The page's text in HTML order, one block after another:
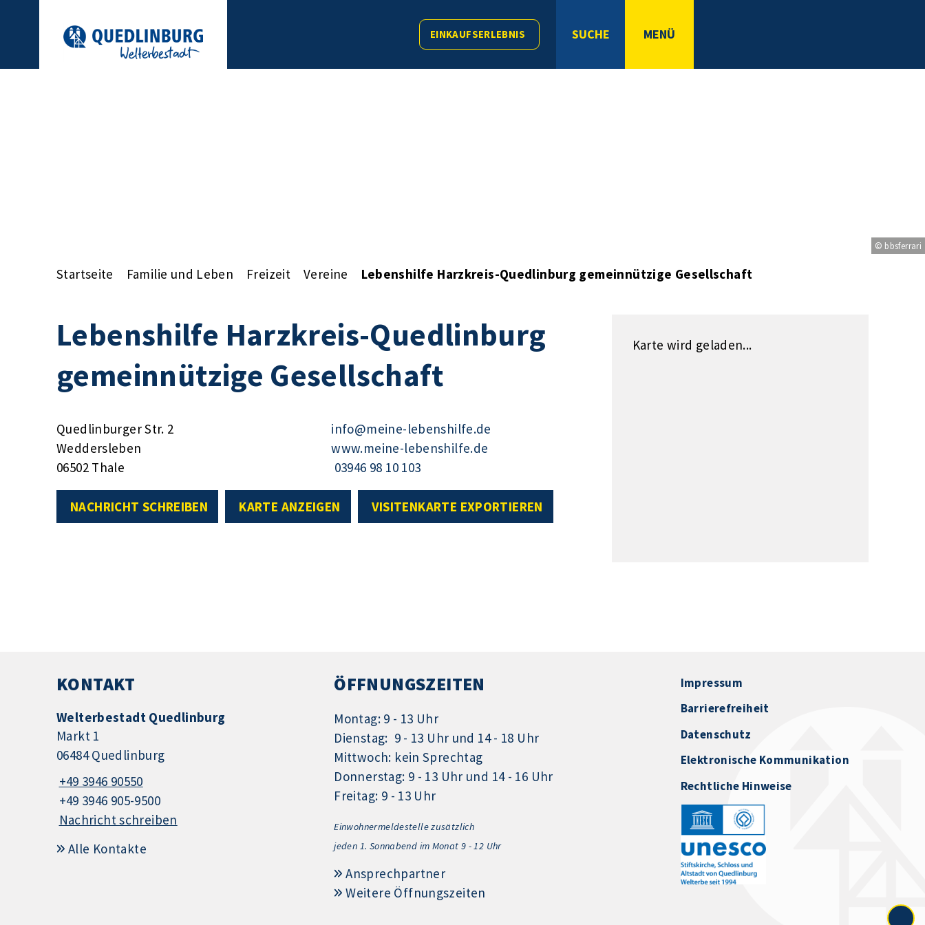
EINKAUFSERLEBNIS SUCHE MENÜ
© bbsferrari
Startseite Familie und Leben Freizeit Vereine Lebenshilfe Harzkreis-Quedlinburg gemeinnützige Gesellschaft
Lebenshilfe Harzkreis-Quedlinburg
gemeinnützige Gesellschaft
Quedlinburger Str. 2
Weddersleben
06502 Thale
info@meine-lebenshilfe.de
www.meine-lebenshilfe.de
03946 98 10 103
NACHRICHT SCHREIBEN KARTE ANZEIGEN VISITENKARTE EXPORTIEREN
Karte wird geladen...
KONTAKT
Welterbestadt Quedlinburg
Markt 1
06484 Quedlinburg
+49 3946 90550
+49 3946 905-9500
Nachricht schreiben
Alle Kontakte
ÖFFNUNGSZEITEN
Montag: 9 - 13 Uhr
Dienstag: 9 - 13 Uhr und 14 - 18 Uhr
Mittwoch: kein Sprechtag
Donnerstag: 9 - 13 Uhr und 14 - 16 Uhr
Freitag: 9 - 13 Uhr
Einwohnermeldestelle zusätzlich
jeden 1. Sonnabend im Monat 9 - 12 Uhr
Ansprechpartner
Weitere Öffnungszeiten
Impressum
Barrierefreiheit
Datenschutz
Elektronische Kommunikation
Rechtliche Hinweise